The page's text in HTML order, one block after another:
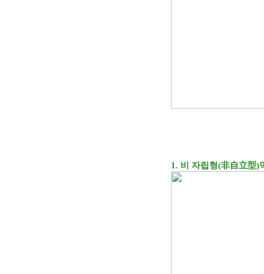
1. 비 자립형(非自立型)